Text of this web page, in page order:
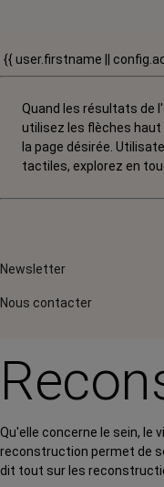
{{ user.firstname ||
Quand les résultats de
utilisez les flèches haut
la page désirée.
tactiles, explorez en
Newsletter
Nous contacter
Qu'elle concerne le sein, le
reconstruction permet de
dit tout sur les